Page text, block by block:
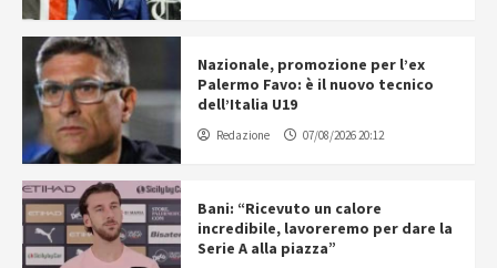
Nazionale, promozione per l’ex
Palermo Favo: è il nuovo tecnico
dell’Italia U19
Redazione 07/08/2026 20:12
Bani: “Ricevuto un calore
incredibile, lavoreremo per dare la
Serie A alla piazza”